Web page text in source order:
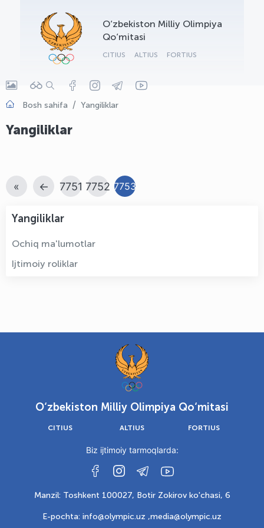
O‘zbekiston Milliy Olimpiya
Qo‘mitasi
CITIUS ALTIUS FORTIUS
Bosh sahifa Yangiliklar
Yangiliklar
« ← 7751 7752 7753
Yangiliklar
Ochiq ma'lumotlar
Ijtimoiy roliklar
O‘zbekiston Milliy Olimpiya Qo‘mitasi
CITIUS ALTIUS FORTIUS
Biz ijtimoiy tarmoqlarda:
Manzil: Toshkent 100027, Botir Zokirov ko'chasi, 6
E-pochta: info@olympic.uz ,media@olympic.uz
OLYMPCHIK AI - yordamchi
Onlayn · olympic.uz